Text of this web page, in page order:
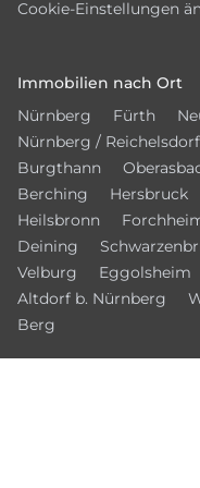
Cookie-Einstellungen
Immobilien nach Ort
Nürnberg
Fürth
Nürnberg / Reichelsdorf
Burgthann
Berching
Hersbruck
Heilsbronn
Deining
Velburg
Eggolsheim
Altdorf b. Nürnberg
Berg